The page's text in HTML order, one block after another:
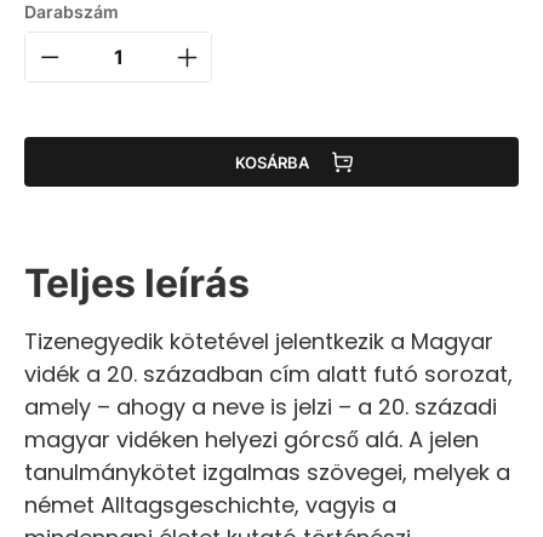
Darabszám
KOSÁRBA
Teljes leírás
Tizenegyedik kötetével jelentkezik a Magyar
vidék a 20. században cím alatt futó sorozat,
amely – ahogy a neve is jelzi – a 20. századi
magyar vidéken helyezi górcső alá. A jelen
tanulmánykötet izgalmas szövegei, melyek a
német Alltagsgeschichte, vagyis a